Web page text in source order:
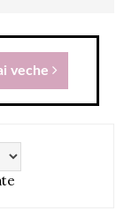
veche